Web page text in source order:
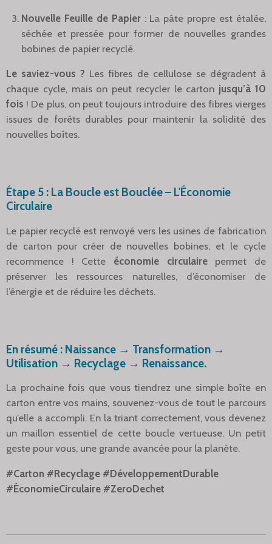
Nouvelle Feuille de Papier: La pâte propre est étalée,
séchée et pressée pour former de nouvelles grandes
bobines de papier recyclé.
Le saviez-vous ? Les fibres de cellulose se dégradent à
chaque cycle, mais on peut recycler le carton jusqu’à 10
fois ! De plus, on peut toujours introduire des fibres vierges
issues de forêts durables pour maintenir la solidité des
nouvelles boîtes.
Étape 5 : La Boucle est Bouclée – L'Économie
Circulaire
Le papier recyclé est renvoyé vers les usines de fabrication
de carton pour créer de nouvelles bobines, et le cycle
recommence ! Cette économie circulairepermet de
préserver les ressources naturelles, d’économiser de
l’énergie et de réduire les déchets.
En résumé : Naissance → Transformation →
Utilisation → Recyclage → Renaissance.
La prochaine fois que vous tiendrez une simple boîte en
carton entre vos mains, souvenez-vous de tout le parcours
qu’elle a accompli. En la triant correctement, vous devenez
un maillon essentiel de cette boucle vertueuse. Un petit
geste pour vous, une grande avancée pour la planète.
#Carton #Recyclage #DéveloppementDurable
#ÉconomieCirculaire #ZeroDechet